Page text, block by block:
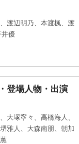
渡辺明乃、本渡楓、渡
井優
登場人物・出演
大塚寧々、高橋海人、
雅人、大森南朋、朝加